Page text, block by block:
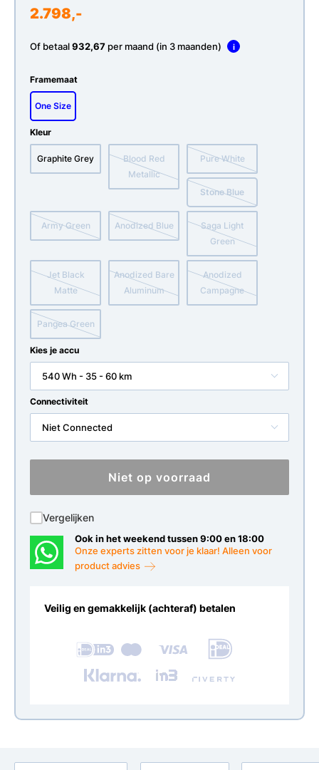
2.798,-
Of betaal932,67 per maand (in 3 maanden) i
Framemaat
One Size
Kleur
Graphite Grey
Blood Red
Metallic
Pure White
Stone Blue
Army Green Anodized Blue
Saga Light
Green
Jet Black
Matte
Anodized Bare
Aluminum
Anodized
Campagne
Pangea Green
Kies je accu
540 Wh - 35 - 60 km
Connectiviteit
Niet Connected
Niet op voorraad
Vergelijken
Ook in het weekend tussen 9:00 en 18:00
Onze experts zitten voor je klaar! Alleen voor
product advies
Veilig en gemakkelijk (achteraf) betalen